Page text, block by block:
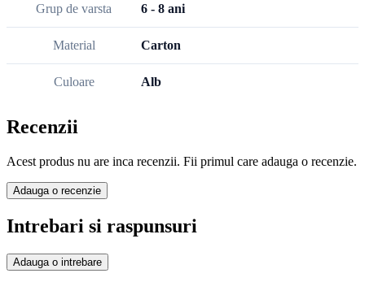
Grup de varsta 6 - 8 ani
Material Carton
Culoare Alb
Recenzii
Acest produs nu are inca recenzii. Fii primul care adauga o recenzie.
Adauga o recenzie
Intrebari si raspunsuri
Adauga o intrebare